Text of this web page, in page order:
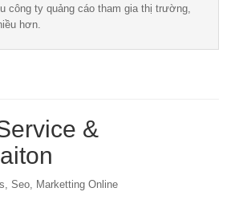
công ty quảng cáo tham gia thị trường,
hơn.
&
Seo, Marketting Online